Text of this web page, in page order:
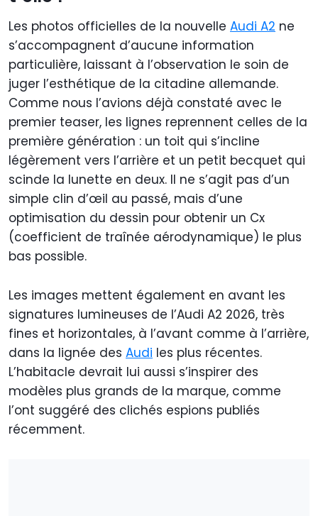
Les photos officielles de la nouvelle Audi A2 ne
s’accompagnent d’aucune information
particulière, laissant à l’observation le soin de
juger l’esthétique de la citadine allemande.
Comme nous l’avions déjà constaté avec le
premier teaser, les lignes reprennent celles de la
première génération : un toit qui s’incline
légèrement vers l’arrière et un petit becquet qui
scinde la lunette en deux. Il ne s’agit pas d’un
simple clin d’œil au passé, mais d’une
optimisation du dessin pour obtenir un Cx
(coefficient de traînée aérodynamique) le plus
bas possible.
Les images mettent également en avant les
signatures lumineuses de l’Audi A2 2026, très
fines et horizontales, à l’avant comme à l’arrière,
dans la lignée des Audi les plus récentes.
L’habitacle devrait lui aussi s’inspirer des
modèles plus grands de la marque, comme
l’ont suggéré des clichés espions publiés
récemment.